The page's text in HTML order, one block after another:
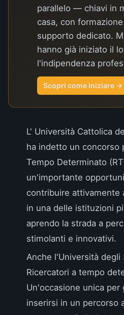
parallelo — chiavi in
casa, con
supporto dedicato.
hanno già iniziato il
l'indipendenza
Scopri come iniziare →
L' Università Cattolica
ha indetto un concorso
Tempo Determinato
un'importante
contribuire attivamente
in una delle istituzioni
aprendo la strada a
stimolanti e innovativi.
Anche l'Università degli
Ricercatori a tempo
Un'occasione unica per
inserirsi in un percorso